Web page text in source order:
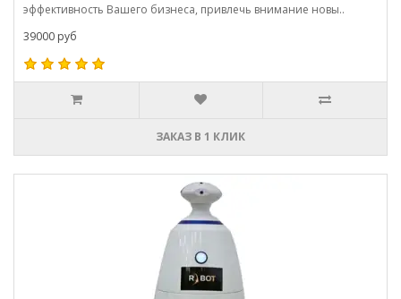
эффективность Вашего бизнеса, привлечь внимание новы..
39000 руб
ЗАКАЗ В 1 КЛИК